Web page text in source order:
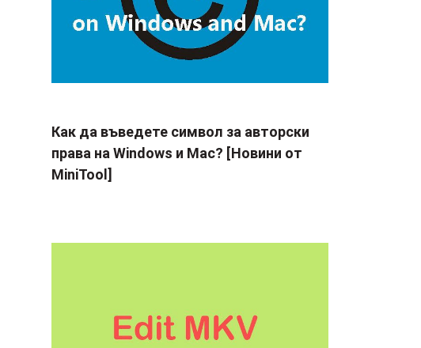
Как да въведете символ за авторски
права на Windows и Mac? [Новини от
MiniTool]